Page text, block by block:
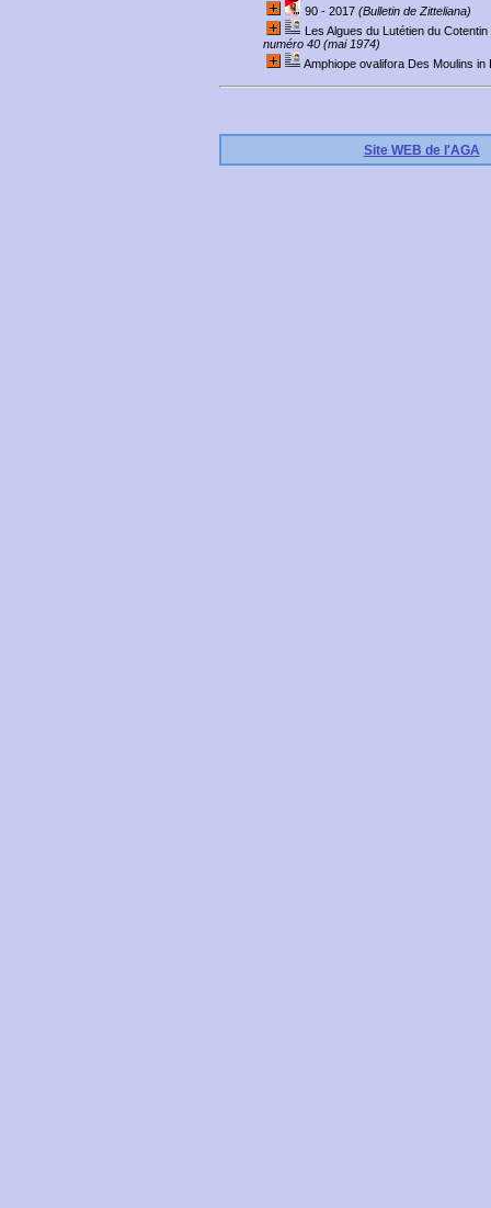
90 - 2017 (Bulletin de Zitteliana)
Les Algues du Lutétien du Cotentin
numéro 40 (mai 1974)
Amphiope ovalifora Des Moulins in
Site WEB de l'AGA